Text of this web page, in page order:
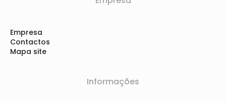
Empresa
Contactos
Mapa site
Informações